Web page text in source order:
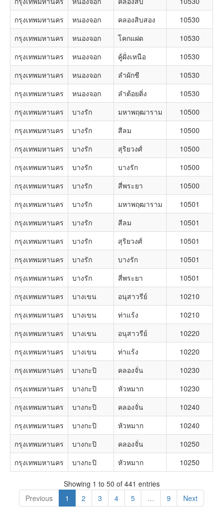
กรุงเทพมหานคร
หนองจอก คลองสิบสอง
10530
กรุงเทพมหานคร
หนองจอก โคกแฝด
10530
กรุงเทพมหานคร
หนองจอก คู้ฝั่งเหนือ
10530
กรุงเทพมหานคร
หนองจอก ลำผักชี
10530
กรุงเทพมหานคร
หนองจอก ลำต้อยติ่ง
10530
กรุงเทพมหานคร
บางรัก มหาพฤฒาราม
10500
กรุงเทพมหานคร
บางรัก สีลม
10500
กรุงเทพมหานคร
บางรัก สุริยวงศ์
10500
กรุงเทพมหานคร
บางรัก บางรัก
10500
กรุงเทพมหานคร
บางรัก สี่พระยา
10500
กรุงเทพมหานคร
บางรัก มหาพฤฒาราม
10501
กรุงเทพมหานคร
บางรัก สีลม
10501
กรุงเทพมหานคร
บางรัก สุริยวงศ์
10501
กรุงเทพมหานคร
บางรัก บางรัก
10501
กรุงเทพมหานคร
บางรัก สี่พระยา
10501
กรุงเทพมหานคร
บางเขน อนุสาวรีย์
10210
กรุงเทพมหานคร
บางเขน ท่าแร้ง
10210
กรุงเทพมหานคร
บางเขน อนุสาวรีย์
10220
กรุงเทพมหานคร
บางเขน ท่าแร้ง
10220
กรุงเทพมหานคร
บางกะปิ คลองจั่น
10230
กรุงเทพมหานคร
บางกะปิ หัวหมาก
10230
กรุงเทพมหานคร
บางกะปิ คลองจั่น
10240
กรุงเทพมหานคร
บางกะปิ หัวหมาก
10240
กรุงเทพมหานคร
บางกะปิ คลองจั่น
10250
กรุงเทพมหานคร
บางกะปิ หัวหมาก 10250
Showing 1 to 50 of 441 entries
Previous
1 2 3 4 5 … 9 Next